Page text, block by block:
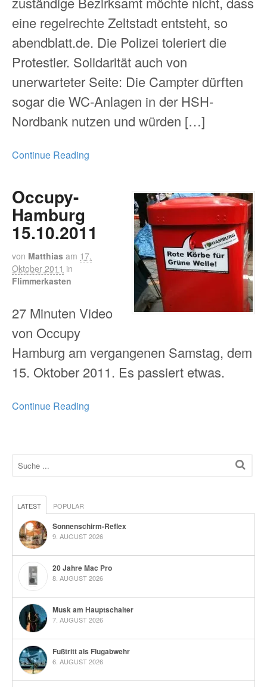
eine regelrechte Zeltstadt entsteht, so
abendblatt.de. Die Polizei toleriert die
Protestler. Solidarität auch von
unerwarteter Seite: Die Campter dürften
sogar die WC-Anlagen in der HSH-
Nordbank nutzen und würden […]
Continue Reading
Occupy-
Hamburg
15.10.2011
von Matthias am 17.
Oktober 2011 in
Flimmerkasten
27 Minuten Video
von Occupy
Hamburg am vergangenen Samstag, dem
15. Oktober 2011. Es passiert etwas.
Continue Reading
LATEST POPULAR
Sonnenschirm-Reflex
9. AUGUST 2026
20 Jahre Mac Pro
8. AUGUST 2026
Musk am Hauptschalter
7. AUGUST 2026
Fußtritt als Flugabwehr
6. AUGUST 2026